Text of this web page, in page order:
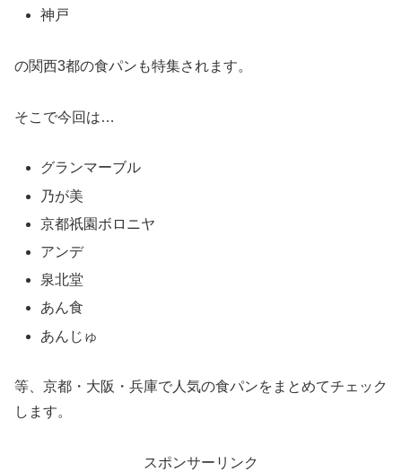
神戸
の関西3都の食パンも特集されます。
そこで今回は…
グランマーブル
乃が美
京都祇園ボロニヤ
アンデ
泉北堂
あん食
あんじゅ
等、京都・大阪・兵庫で人気の食パンをまとめてチェック
します。
スポンサーリンク